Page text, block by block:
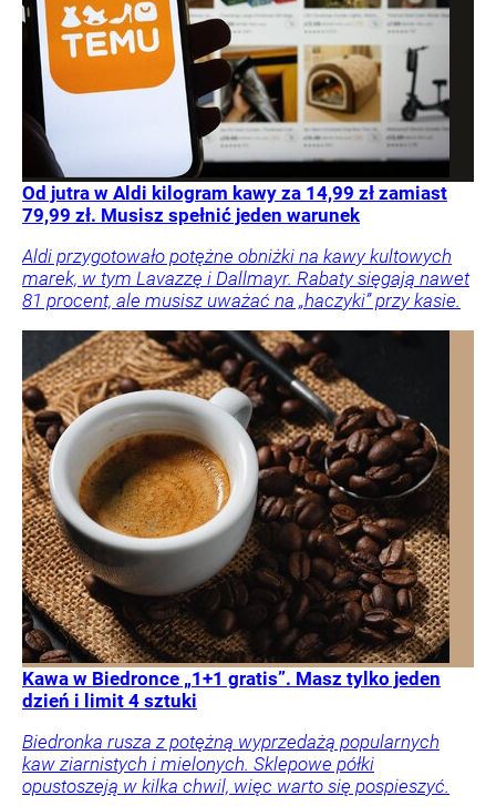
Od jutra w Aldi kilogram kawy za 14,99 zł zamiast
79,99 zł. Musisz spełnić jeden warunek
Aldi przygotowało potężne obniżki na kawy kultowych
marek, w tym Lavazzę i Dallmayr. Rabaty sięgają nawet
81 procent, ale musisz uważać na „haczyki” przy kasie.
Kawa w Biedronce „1+1 gratis”. Masz tylko jeden
dzień i limit 4 sztuki
Biedronka rusza z potężną wyprzedażą popularnych
kaw ziarnistych i mielonych. Sklepowe półki
opustoszeją w kilka chwil, więc warto się pospieszyć.